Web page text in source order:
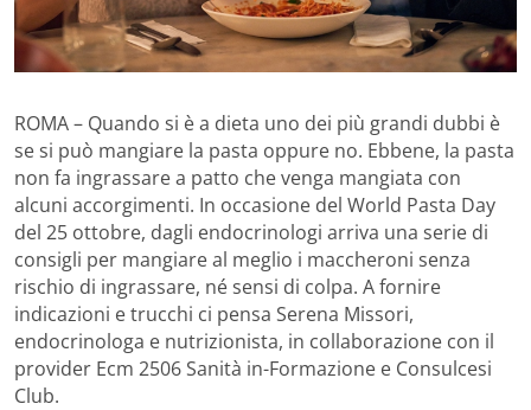
ROMA – Quando si è a dieta uno dei più grandi dubbi è
se si può mangiare la pasta oppure no. Ebbene, la pasta
non fa ingrassare a patto che venga mangiata con
alcuni accorgimenti. In occasione del World Pasta Day
del 25 ottobre, dagli endocrinologi arriva una serie di
consigli per mangiare al meglio i maccheroni senza
rischio di ingrassare, né sensi di colpa. A fornire
indicazioni e trucchi ci pensa Serena Missori,
endocrinologa e nutrizionista, in collaborazione con il
provider Ecm 2506 Sanità in-Formazione e Consulcesi
Club.